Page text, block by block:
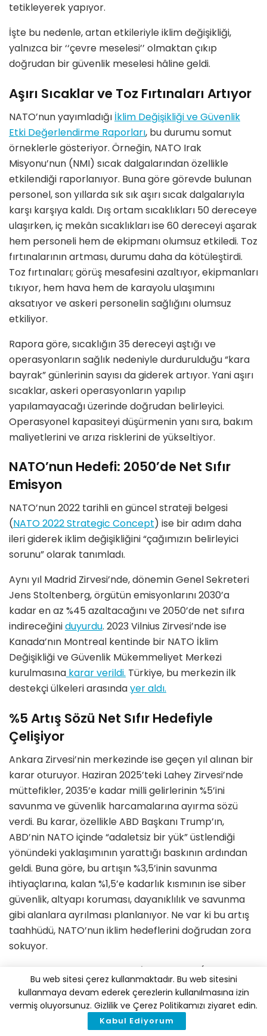
tetikleyerek yapıyor.
İşte bu nedenle, artan etkileriyle iklim değişikliği,
yalnızca bir ‘‘çevre meselesi’’ olmaktan çıkıp
doğrudan bir güvenlik meselesi hâline geldi.
Aşırı Sıcaklar ve Toz Fırtınaları Artıyor
NATO’nun yayımladığı İklim Değişikliği ve Güvenlik
Etki Değerlendirme Raporları, bu durumu somut
örneklerle gösteriyor. Örneğin, NATO Irak
Misyonu’nun (NMI) sıcak dalgalarından özellikle
etkilendiği raporlanıyor. Buna göre görevde bulunan
personel, son yıllarda sık sık aşırı sıcak dalgalarıyla
karşı karşıya kaldı. Dış ortam sıcaklıkları 50 dereceye
ulaşırken, iç mekân sıcaklıkları ise 60 dereceyi aşarak
hem personeli hem de ekipmanı olumsuz etkiledi. Toz
fırtınalarının artması, durumu daha da kötüleştirdi.
Toz fırtınaları; görüş mesafesini azaltıyor, ekipmanları
tıkıyor, hem hava hem de karayolu ulaşımını
aksatıyor ve askeri personelin sağlığını olumsuz
etkiliyor.
Rapora göre, sıcaklığın 35 dereceyi aştığı ve
operasyonların sağlık nedeniyle durdurulduğu “kara
bayrak” günlerinin sayısı da giderek artıyor. Yani aşırı
sıcaklar, askeri operasyonların yapılıp
yapılamayacağı üzerinde doğrudan belirleyici.
Operasyonel kapasiteyi düşürmenin yanı sıra, bakım
maliyetlerini ve arıza risklerini de yükseltiyor.
NATO’nun Hedefi: 2050’de Net Sıfır
Emisyon
NATO’nun 2022 tarihli en güncel strateji belgesi
(NATO 2022 Strategic Concept) ise bir adım daha
ileri giderek iklim değişikliğini “çağımızın belirleyici
sorunu” olarak tanımladı.
Aynı yıl Madrid Zirvesi’nde, dönemin Genel Sekreteri
Jens Stoltenberg, örgütün emisyonlarını 2030’a
kadar en az %45 azaltacağını ve 2050’de net sıfıra
indireceğiniduyurdu. 2023 Vilnius Zirvesi’nde ise
Kanada’nın Montreal kentinde bir NATO İklim
Değişikliği ve Güvenlik Mükemmeliyet Merkezi
kurulmasına karar verildi. Türkiye, bu merkezin ilk
destekçi ülkeleri arasındayer aldı.
%5 Artış Sözü Net Sıfır Hedefiyle
Çelişiyor
Ankara Zirvesi’nin merkezinde ise geçen yıl alınan bir
karar oturuyor. Haziran 2025’teki Lahey Zirvesi’nde
müttefikler, 2035’e kadar milli gelirlerinin %5’ini
savunma ve güvenlik harcamalarına ayırma sözü
verdi. Bu karar, özellikle ABD Başkanı Trump’ın,
ABD’nin NATO içinde “adaletsiz bir yük” üstlendiği
yönündeki yaklaşımının yarattığı baskının ardından
geldi. Buna göre, bu artışın %3,5’inin savunma
ihtiyaçlarına, kalan %1,5’e kadarlık kısmının ise siber
güvenlik, altyapı koruması, dayanıklılık ve savunma
gibi alanlara ayrılması planlanıyor. Ne var ki bu artış
taahhüdü, NATO’nun iklim hedeflerini doğrudan zora
sokuyor.
Küresel Sorumluluk için Bilim İnsanları’nın (Scientists
for Global Responsibility) 11 akademik çalışmayı
inceledikleri araştırma; askeri harcamalardaki her
100 milyar dolarlık artışın, yaklaşık 32 milyon ton
karbondioksit eşdeğeri salıma yol açtığını
Bu web sitesi çerez kullanmaktadır. Bu web sitesini
kullanmaya devam ederek çerezlerin kullanılmasına izin
vermiş oluyorsunuz. Gizlilik ve Çerez Politikamızı ziyaret edin.
Kabul Ediyorum